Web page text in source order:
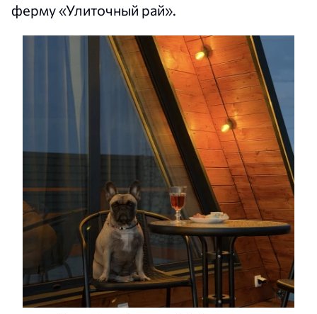
ферму «Улиточный рай».